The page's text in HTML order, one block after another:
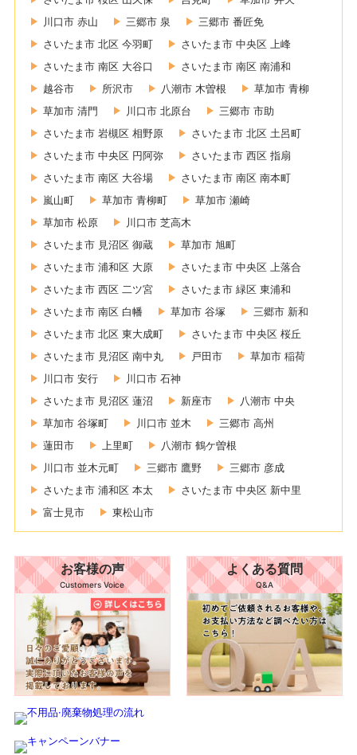
川口市 赤山
三郷市 泉
三郷市 番匠免
さいたま市 北区 今羽町
さいたま市 中央区 上峰
さいたま市 南区 大谷口
さいたま市 南区 南浦和
越谷市
所沢市 八潮市 木曽根
草加市 青柳
草加市 清門
川口市 北原台
三郷市 市助
さいたま市 岩槻区 相野原
さいたま市 北区 土呂町
さいたま市 中央区 円阿弥
さいたま市 西区 指扇
さいたま市 南区 大谷場
さいたま市 南区 南本町
嵐山町
草加市 青柳町
草加市 瀬崎
草加市 松原
川口市 芝高木
さいたま市 見沼区 御蔵
草加市 旭町
さいたま市 浦和区 大原
さいたま市 中央区 上落合
さいたま市 西区 二ツ宮
さいたま市 緑区 東浦和
さいたま市 南区 白幡
草加市 谷塚
三郷市 新和
さいたま市 北区 東大成町
さいたま市 中央区 桜丘
さいたま市 見沼区 南中丸
戸田市
草加市 稲荷
川口市 安行
川口市 石神
さいたま市 見沼区 蓮沼
新座市
八潮市 中央
草加市 谷塚町
川口市 並木
三郷市 高州
蓮田市
上里町
八潮市 鶴ケ曽根
川口市 並木元町
三郷市 鷹野
三郷市 彦成
さいたま市 浦和区 本太
さいたま市 中央区 新中里
富士見市
東松山市
お客様の声
Customers Voice
よくある質問
Q&A